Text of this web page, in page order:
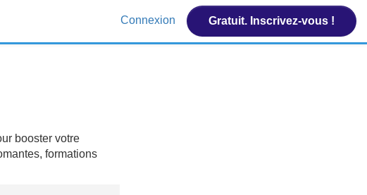
Connexion Gratuit. Inscrivez-vous !
booster votre
formations